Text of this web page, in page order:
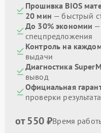
Прошивка BIOS
20 мин — быстрый
До 30% экономии —
спецпредложения
Контроль на
выдачи
Диагностика
вывод
Официальная
проверки результата
от 550 ₽Время